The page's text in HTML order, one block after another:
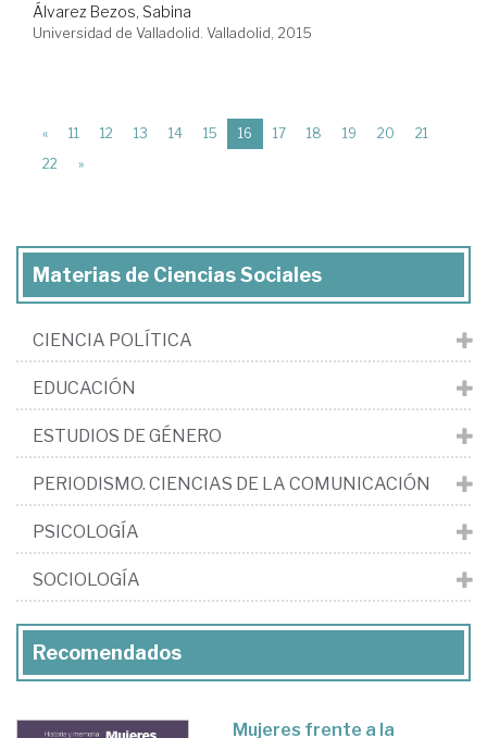
Álvarez Bezos, Sabina
Universidad de Valladolid. Valladolid, 2015
« 11 12 13 14 15 16 (current)
17 18 19 20
21
22
»
Materias de Ciencias Sociales
CIENCIA POLÍTICA
EDUCACIÓN
ESTUDIOS DE GÉNERO
PERIODISMO. CIENCIAS DE LA COMUNICACIÓN
PSICOLOGÍA
SOCIOLOGÍA
Recomendados
Mujeres frente a la